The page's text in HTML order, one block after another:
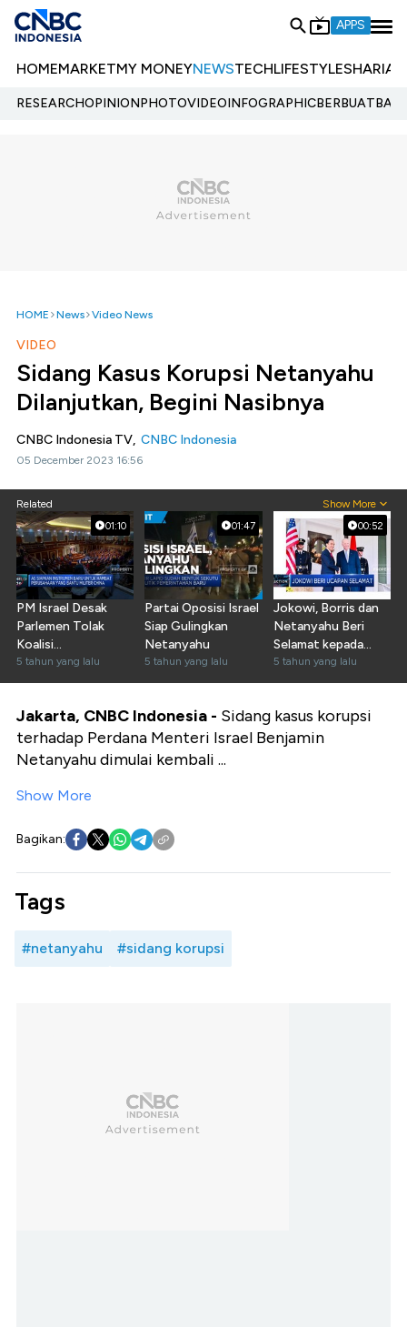
APPS
HOMEMARKETMY MONEYNEWSTECHLIFESTYLESHARIA
RESEARCHOPINIONPHOTOVIDEOINFOGRAPHIC
HOME News Video News
VIDEO
Sidang Kasus Korupsi Netanyahu
Dilanjutkan, Begini Nasibnya
CNBC Indonesia TV, CNBC Indonesia
05 December 2023 16:56
Related Show More
01:10
PM Israel Desak
Parlemen Tolak
Koalisi
Pemerintahan Baru
5 tahun yang lalu
01:47
Partai Oposisi Israel
Siap Gulingkan
Netanyahu
5 tahun yang lalu
00:52
Jokowi, Borris dan
Netanyahu Beri
Selamat kepada
Biden
5 tahun yang lalu
Jakarta, CNBC Indonesia - Sidang kasus korupsi
terhadap Perdana Menteri Israel Benjamin
Netanyahu dimulai kembali ...
Show More
Bagikan:
Tags
#netanyahu #sidang korupsi